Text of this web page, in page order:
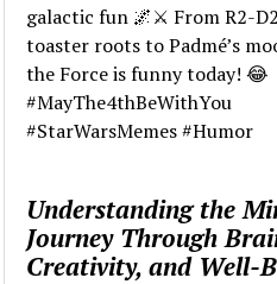
galactic fun 🌌⚔️ From R2-
toaster roots to Padmé’s
the Force is funny today! 😂
#MayThe4thBeWithYou
#StarWarsMemes #Humor
Understanding the
Journey Through
Creativity, and Well-